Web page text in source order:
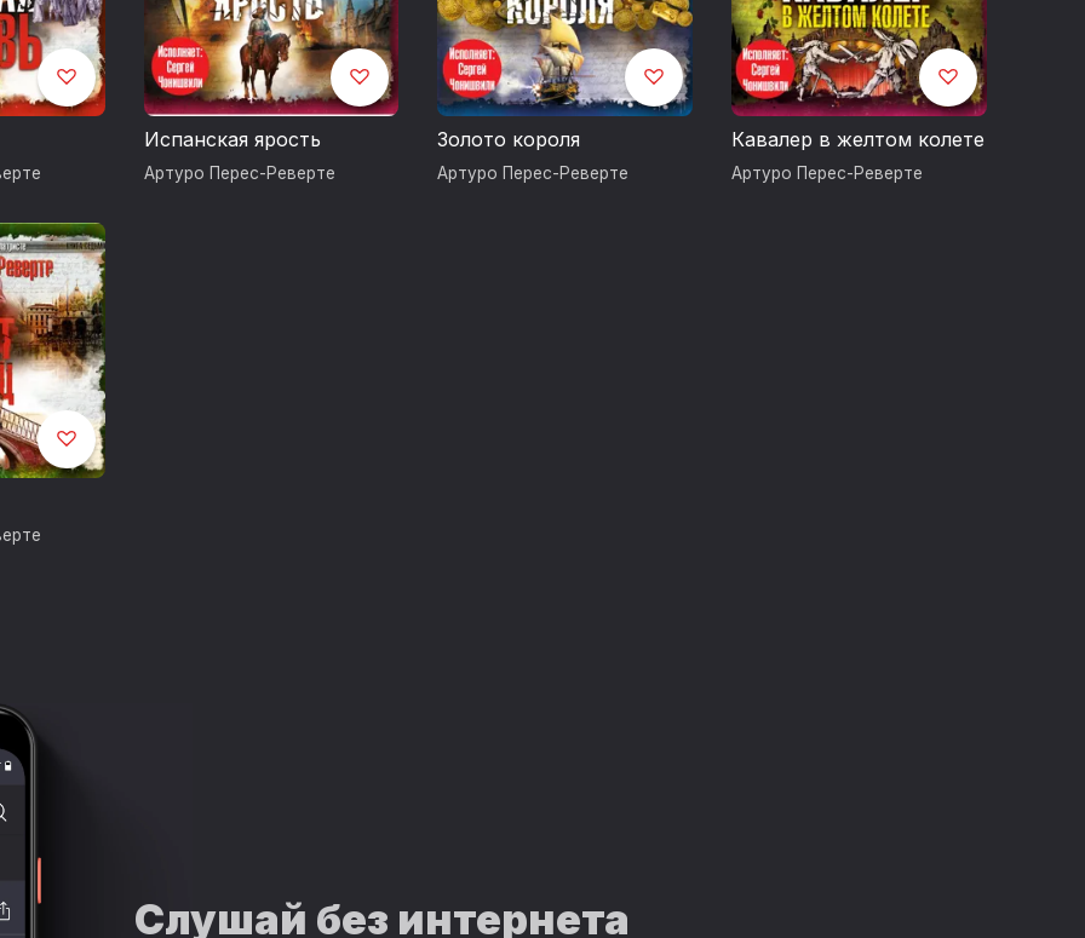
Испанская ярость
Артуро Перес-Реверте
Золото короля
Артуро Перес-Реверте
Кавалер в желтом колете
Артуро Перес-Реверте
Слушай без интернета